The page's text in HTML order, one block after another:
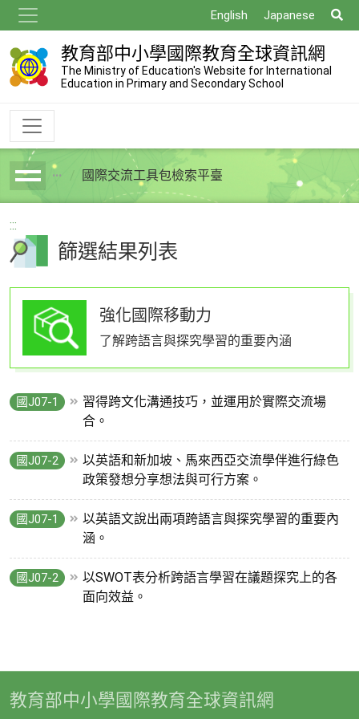
到
主
要
內
English Japanese
尋
教育部中小學國際教育全球資訊網
The Ministry of Education's Website for International
Education in Primary and Secondary School
breadcrumb國際交流工具包檢索平臺
:::
篩選結果列表
強化國際移動力
了解跨語言與探究學習的重要內涵
國J07-1
習得跨文化溝通技巧，並運用於實際交流場
合。
國J07-2
以英語和新加坡、馬來西亞交流學伴進行綠色
政策發想分享想法與可行方案。
國J07-1
以英語文說出兩項跨語言與探究學習的重要內
涵。
國J07-2
以SWOT表分析跨語言學習在議題探究上的各
面向效益。
教育部中小學國際教育全球資訊網